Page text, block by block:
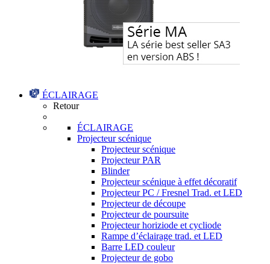
ÉCLAIRAGE
Retour
ÉCLAIRAGE
Projecteur scénique
Projecteur scénique
Projecteur PAR
Blinder
Projecteur scénique à effet décoratif
Projecteur PC / Fresnel Trad. et LED
Projecteur de découpe
Projecteur de poursuite
Projecteur horiziode et cycliode
Rampe d’éclairage trad. et LED
Barre LED couleur
Projecteur de gobo